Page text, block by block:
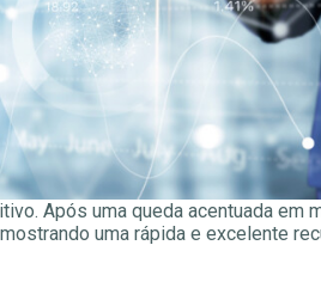
Após uma queda acentuada em
uma rápida e excelente